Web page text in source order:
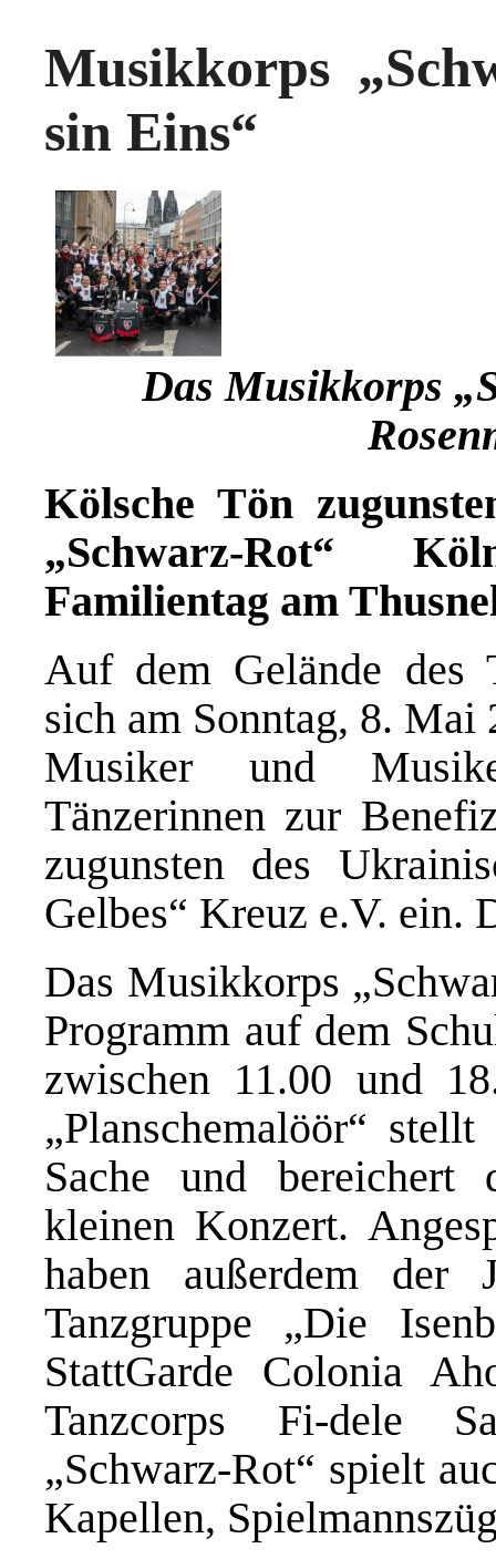
Musikkorps
sin Eins“
Das Musikkorps
Kölsche Tön
„Schwarz-Rot“
Familientag am
Auf dem Gelände des
sich am Sonntag, 8. Mai
Musiker und
Tänzerinnen zur
zugunsten des
Gelbes“ Kreuz e.V. ein.
Das Musikkorps
Programm auf dem
zwischen 11.00 und
„Planschemalöör“
Sache und bereichert
kleinen Konzert.
haben außerdem der
Tanzgruppe „Die
StattGarde Colonia
Tanzcorps Fi-dele
„Schwarz-Rot“ spielt
Kapellen,